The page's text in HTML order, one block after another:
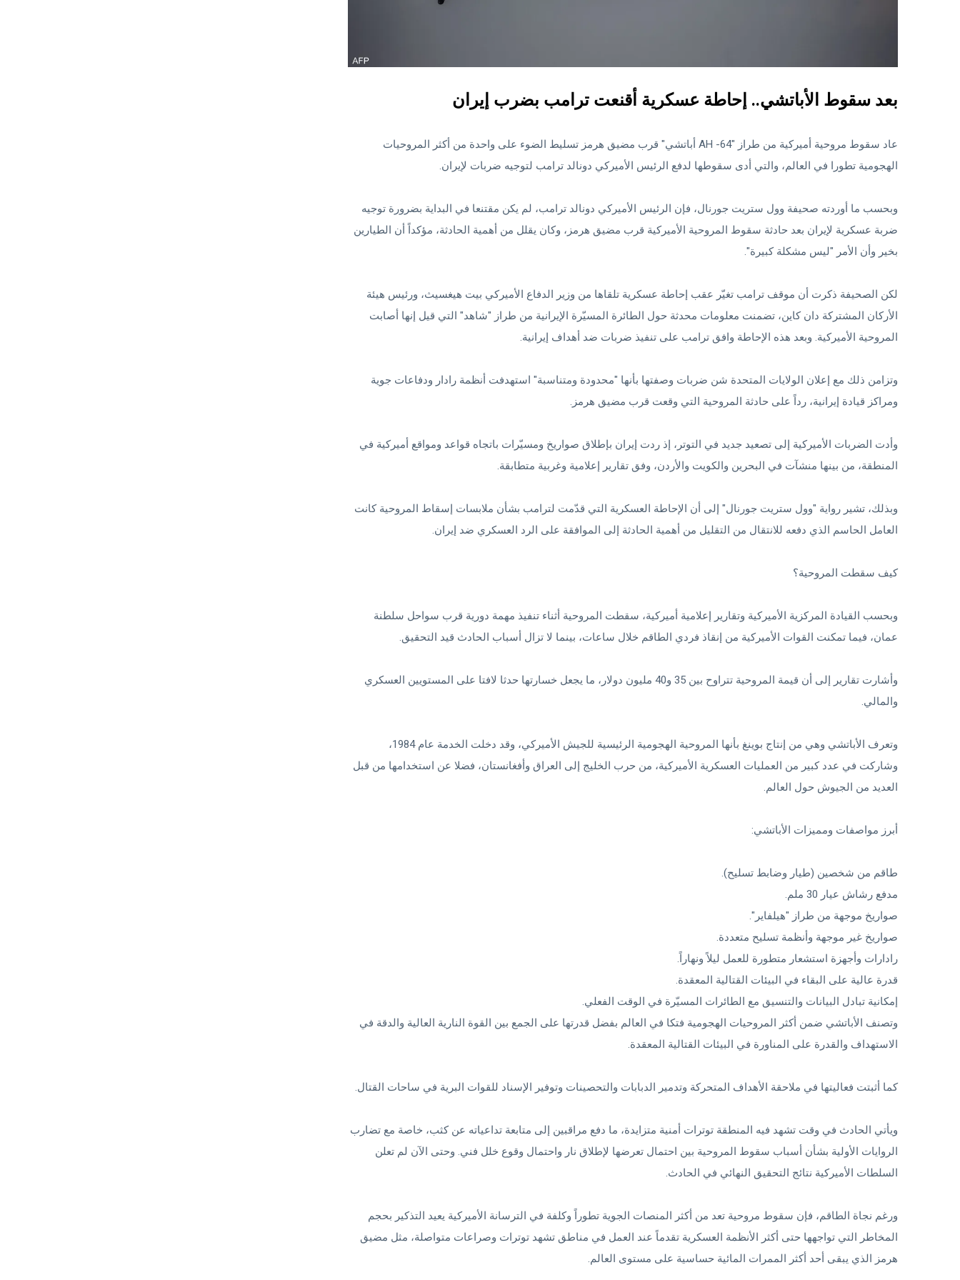
بعد سقوط الأباتشي.. إحاطة عسكرية أقنعت ترامب بضرب إيران
عاد سقوط مروحية أميركية من طراز "AH -64 أباتشي" قرب مضيق هرمز تسليط الضوء على واحدة من أكثر المروحيات
الهجومية تطورا في العالم، والتي أدى سقوطها لدفع الرئيس الأميركي دونالد ترامب لتوجيه ضربات لإيران.
وبحسب ما أوردته صحيفة وول ستريت جورنال، فإن الرئيس الأميركي دونالد ترامب، لم يكن مقتنعا في البداية بضرورة توجيه
ضربة عسكرية لإيران بعد حادثة سقوط المروحية الأميركية قرب مضيق هرمز، وكان يقلل من أهمية الحادثة، مؤكداً أن الطيارين
بخير وأن الأمر "ليس مشكلة كبيرة".
لكن الصحيفة ذكرت أن موقف ترامب تغيّر عقب إحاطة عسكرية تلقاها من وزير الدفاع الأميركي بيت هيغسيث، ورئيس هيئة
الأركان المشتركة دان كاين، تضمنت معلومات محدثة حول الطائرة المسيّرة الإيرانية من طراز "شاهد" التي قيل إنها أصابت
المروحية الأميركية. وبعد هذه الإحاطة وافق ترامب على تنفيذ ضربات ضد أهداف إيرانية.
وتزامن ذلك مع إعلان الولايات المتحدة شن ضربات وصفتها بأنها "محدودة ومتناسبة" استهدفت أنظمة رادار ودفاعات جوية
ومراكز قيادة إيرانية، رداً على حادثة المروحية التي وقعت قرب مضيق هرمز.
وأدت الضربات الأميركية إلى تصعيد جديد في التوتر، إذ ردت إيران بإطلاق صواريخ ومسيّرات باتجاه قواعد ومواقع أميركية في
المنطقة، من بينها منشآت في البحرين والكويت والأردن، وفق تقارير إعلامية وغربية متطابقة.
وبذلك، تشير رواية "وول ستريت جورنال" إلى أن الإحاطة العسكرية التي قدّمت لترامب بشأن ملابسات إسقاط المروحية كانت
العامل الحاسم الذي دفعه للانتقال من التقليل من أهمية الحادثة إلى الموافقة على الرد العسكري ضد إيران.
كيف سقطت المروحية؟
وبحسب القيادة المركزية الأميركية وتقارير إعلامية أميركية، سقطت المروحية أثناء تنفيذ مهمة دورية قرب سواحل سلطنة
عمان، فيما تمكنت القوات الأميركية من إنقاذ فردي الطاقم خلال ساعات، بينما لا تزال أسباب الحادث قيد التحقيق.
وأشارت تقارير إلى أن قيمة المروحية تتراوح بين 35 و40 مليون دولار، ما يجعل خسارتها حدثا لافتا على المستويين العسكري
والمالي.
وتعرف الأباتشي وهي من إنتاج بوينغ بأنها المروحية الهجومية الرئيسية للجيش الأميركي، وقد دخلت الخدمة عام 1984،
وشاركت في عدد كبير من العمليات العسكرية الأميركية، من حرب الخليج إلى العراق وأفغانستان، فضلا عن استخدامها من قبل
العديد من الجيوش حول العالم.
أبرز مواصفات ومميزات الأباتشي:
طاقم من شخصين (طيار وضابط تسليح).
مدفع رشاش عيار 30 ملم.
صواريخ موجهة من طراز "هيلفاير".
صواريخ غير موجهة وأنظمة تسليح متعددة.
رادارات وأجهزة استشعار متطورة للعمل ليلاً ونهاراً.
قدرة عالية على البقاء في البيئات القتالية المعقدة.
إمكانية تبادل البيانات والتنسيق مع الطائرات المسيّرة في الوقت الفعلي.
وتصنف الأباتشي ضمن أكثر المروحيات الهجومية فتكا في العالم بفضل قدرتها على الجمع بين القوة النارية العالية والدقة في
الاستهداف والقدرة على المناورة في البيئات القتالية المعقدة.
كما أثبتت فعاليتها في ملاحقة الأهداف المتحركة وتدمير الدبابات والتحصينات وتوفير الإسناد للقوات البرية في ساحات القتال.
ويأتي الحادث في وقت تشهد فيه المنطقة توترات أمنية متزايدة، ما دفع مراقبين إلى متابعة تداعياته عن كثب، خاصة مع تضارب
الروايات الأولية بشأن أسباب سقوط المروحية بين احتمال تعرضها لإطلاق نار واحتمال وقوع خلل فني. وحتى الآن لم تعلن
السلطات الأميركية نتائج التحقيق النهائي في الحادث.
ورغم نجاة الطاقم، فإن سقوط مروحية تعد من أكثر المنصات الجوية تطوراً وكلفة في الترسانة الأميركية يعيد التذكير بحجم
المخاطر التي تواجهها حتى أكثر الأنظمة العسكرية تقدماً عند العمل في مناطق تشهد توترات وصراعات متواصلة، مثل مضيق
هرمز الذي يبقى أحد أكثر الممرات المائية حساسية على مستوى العالم.